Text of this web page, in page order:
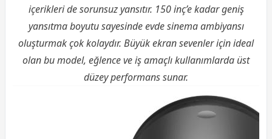
içerikleri de sorunsuz yansıtır. 150 inç’e kadar geniş
yansıtma boyutu sayesinde evde sinema ambiyansı
oluşturmak çok kolaydır. Büyük ekran sevenler için ideal
olan bu model, eğlence ve iş amaçlı kullanımlarda üst
düzey performans sunar.